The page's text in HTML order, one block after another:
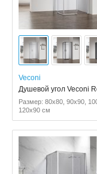
Veconi
Душевой угол Veconi
Размер: 80x80, 90x90,
120x90 см